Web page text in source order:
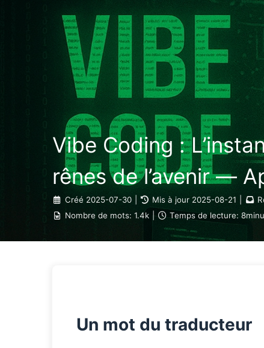
Le Chemin vers la Transformation par l'IA
Vibe Coding :
rênes de l’avenir —
Créé 2025-07-30 Mis à jour 2025-08-21
Nombre de mots: 1.4k Temps de lecture:
Un mot du traducteur